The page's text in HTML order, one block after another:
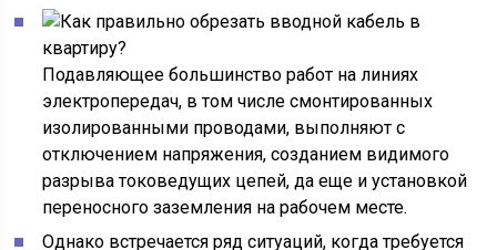
Подавляющее большинство работ на линиях
электропередач, в том числе смонтированных
изолированными проводами, выполняют с
отключением напряжения, созданием видимого
разрыва токоведущих цепей, да еще и установкой
переносного заземления на рабочем месте.
Однако встречается ряд ситуаций, когда требуется